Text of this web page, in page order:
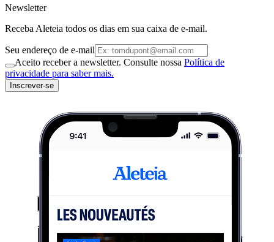
Newsletter
Receba Aleteia todos os dias em sua caixa de e-mail.
Seu endereço de e-mail
Aceito receber a newsletter. Consulte nossa Política de
privacidade para saber mais.
Inscrever-se